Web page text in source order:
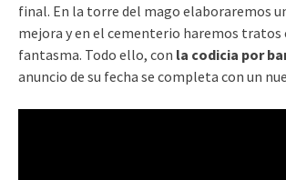
final. En la torre del mago elaboraremos
mejora y en el cementerio haremos tratos
fantasma. Todo ello, con la codicia por
anuncio de su fecha se completa con un